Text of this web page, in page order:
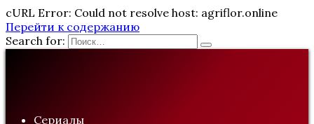
cURL Error: Could not resolve host: agriflor.online
Перейти к содержанию
Search for:
Сериалы